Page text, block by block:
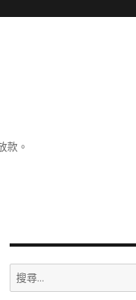
款。
搜
尋